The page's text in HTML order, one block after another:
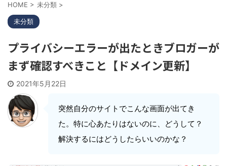
HOME > 未分類 >
未分類
プライバシーエラーが出たときブロガーが
まず確認すべきこと【ドメイン更新】
2021年5月22日
突然自分のサイトでこんな画面が出てき
た。特に心あたりはないのに、どうして？
解決するにはどうしたらいいのかな？